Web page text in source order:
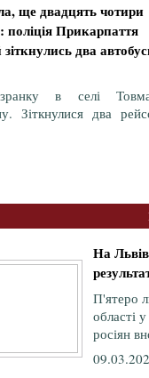
ще двадцять чотири
поліція Прикарпаття
два
в селі
Зіткнулися два
На
П'ятеро
області
росіян